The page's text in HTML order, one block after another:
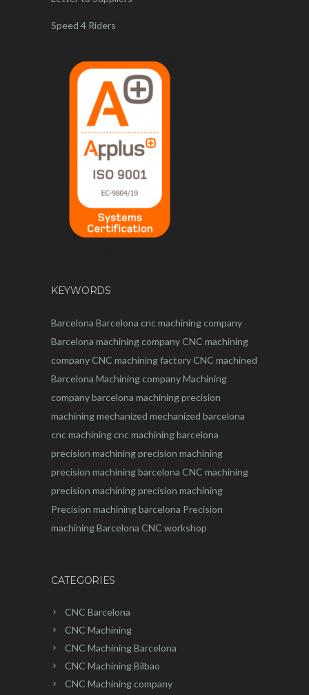
Speed 4 Riders
KEYWORDS
Barcelona Barcelona cncmachining company
Barcelona machining companyCNC machining
companyCNC machining factoryCNC machined
Barcelona Machining companyMachining
company barcelona machiningprecision
machiningmechanized mechanized barcelona
cnc machiningcnc machining barcelona
precision machiningprecision machining
precision machining barcelona CNC machining
precision machiningprecision machining
Precision machining barcelona Precision
machining Barcelona CNC workshop
CATEGORIES
CNC Barcelona
CNC Machining
CNC Machining Barcelona
CNC Machining Bilbao
CNC Machining company